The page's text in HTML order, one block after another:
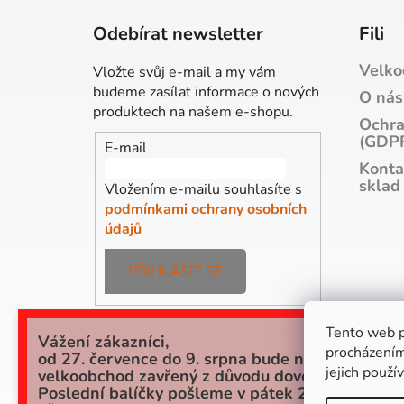
Tento web
jejich
Vážení zákazníci,
od 27. července do 9. srpna bude náš
velkoobchod zavřený z důvodu dovolené.
Poslední balíčky pošleme v pátek 24.7. a potom
Odebírat newsletter
Vložte svůj e-mail a my vám
budeme zasílat informace o nových
produktech na našem e-shopu.
E-mail
Vložením e-mailu souhlasíte s
podmínkami ochrany osobních
údajů
PŘIHLÁSIT SE
Fili
O nás
sklad